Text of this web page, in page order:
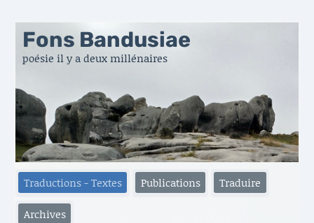
Fons Bandusiae
poésie il y a deux millénaires
Traductions - Textes Publications Traduire
Archives